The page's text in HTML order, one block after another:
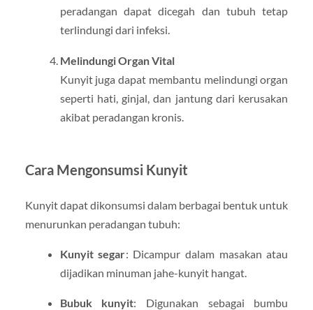
peradangan dapat dicegah dan tubuh tetap
terlindungi dari infeksi.
Melindungi Organ Vital
Kunyit juga dapat membantu melindungi organ
seperti hati, ginjal, dan jantung dari kerusakan
akibat peradangan kronis.
Cara Mengonsumsi Kunyit
Kunyit dapat dikonsumsi dalam berbagai bentuk untuk
menurunkan peradangan tubuh:
Kunyit segar: Dicampur dalam masakan atau
dijadikan minuman jahe-kunyit hangat.
Bubuk kunyit: Digunakan sebagai bumbu